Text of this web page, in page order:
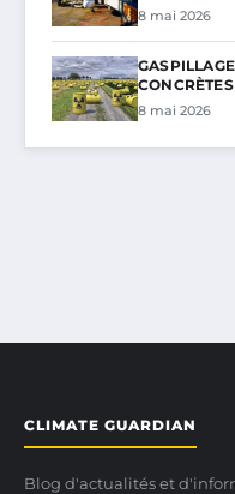
8 mai 2026
8 mai 2026
CLIMATE GUARDIAN
Blog d'actualités et